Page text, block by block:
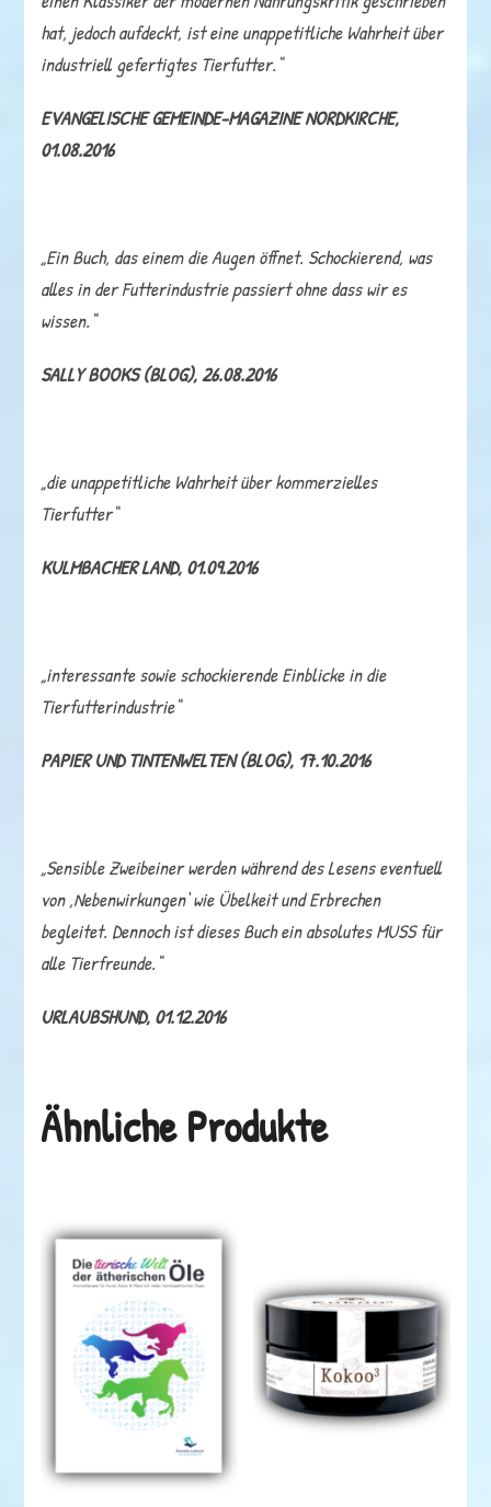
hat, jedoch aufdeckt, ist eine unappetitliche Wahrheit über
industriell gefertigtes Tierfutter.“
EVANGELISCHE GEMEINDE-MAGAZINE NORDKIRCHE,
01.08.2016
„Ein Buch, das einem die Augen öffnet. Schockierend, was
alles in der Futterindustrie passiert ohne dass wir es
wissen.“
SALLY BOOKS (BLOG), 26.08.2016
„die unappetitliche Wahrheit über kommerzielles
Tierfutter“
KULMBACHER LAND, 01.09.2016
„interessante sowie schockierende Einblicke in die
Tierfutterindustrie“
PAPIER UND TINTENWELTEN (BLOG), 17.10.2016
„Sensible Zweibeiner werden während des Lesens eventuell
von ‚Nebenwirkungen‘ wie Übelkeit und Erbrechen
begleitet. Dennoch ist dieses Buch ein absolutes MUSS für
alle Tierfreunde.“
URLAUBSHUND, 01.12.2016
Ähnliche Produkte